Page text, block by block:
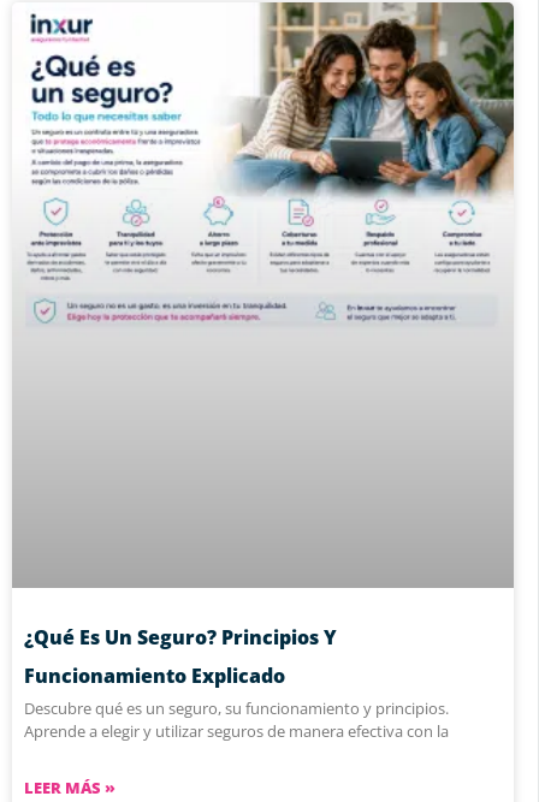
¿Qué Es Un Seguro? Principios Y
Funcionamiento Explicado
Descubre qué es un seguro, su funcionamiento y principios.
Aprende a elegir y utilizar seguros de manera efectiva con la
LEER MÁS »